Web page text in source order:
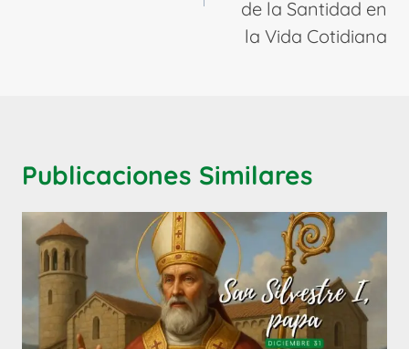
de la Santidad en
la Vida Cotidiana
Publicaciones Similares